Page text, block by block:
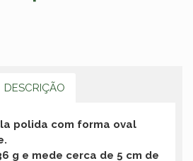
DESCRIÇÃO
polida com forma oval
g e mede cerca de 5 cm de